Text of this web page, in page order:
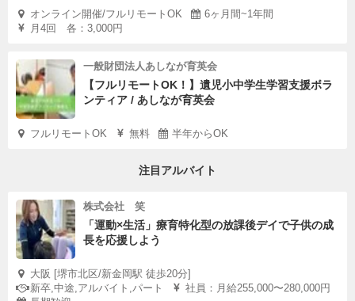
オンライン開催/フルリモートOK
6ヶ月間~1年間
月4回 各：3,000円
一般財団法人あしなが育英会
【フルリモートOK！】遺児小中学生学習支援ボラ
ンティア / あしなが育英会
フルリモートOK 無料 半年からOK
注目アルバイト
株式会社 笑
「運動×生活」療育特化型の放課後デイで子供の成
長を応援しよう
大阪 [堺市北区/新金岡駅 徒歩20分]
新卒,中途,アルバイト,パート
社員：月給255,000〜280,000円